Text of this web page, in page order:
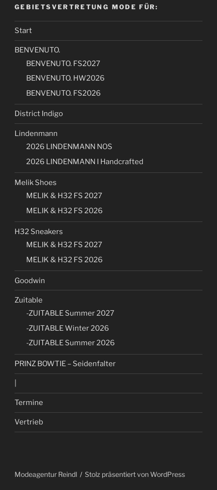
GEBIETSVERTRETUNG MODE FÜR:
Start
BENVENUTO.
BENVENUTO. FS2027
BENVENUTO. HW2026
BENVENUTO. FS2026
District Indigo
Lindenmann
2026 LINDENMANN NOS
2026 LINDENMANN I Handcrafted
Melik Shoes
MELIK & H32 FS 2027
MELIK & H32 FS 2026
H32 Sneakers
MELIK & H32 FS 2027
MELIK & H32 FS 2026
Goodwin
Zuitable
-ZUITABLE Summer 2027
-ZUITABLE Winter 2026
-ZUITABLE Summer 2026
PRINZ BOWTIE – Seidenfalter
Termine
Vertrieb
Modeagentur Reindl Stolz präsentiert von WordPress